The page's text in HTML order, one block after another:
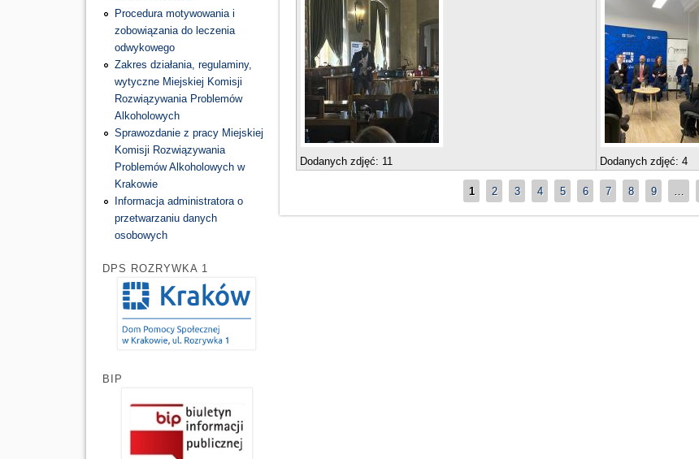
Dodanych zdjęć: 11 Dodanych zdjęć:4
1 2 3 4 5 6 7 8 9
Procedura motywowania i
zobowiązania do leczenia
odwykowego
Zakres działania, regulaminy,
wytyczne Miejskiej Komisji
Rozwiązywania Problemów
Alkoholowych
Sprawozdanie z pracy Miejskiej
Komisji Rozwiązywania
Problemów Alkoholowych w
Krakowie
Informacja administratora o
przetwarzaniu danych
osobowych
DPS ROZRYWKA 1
BIP